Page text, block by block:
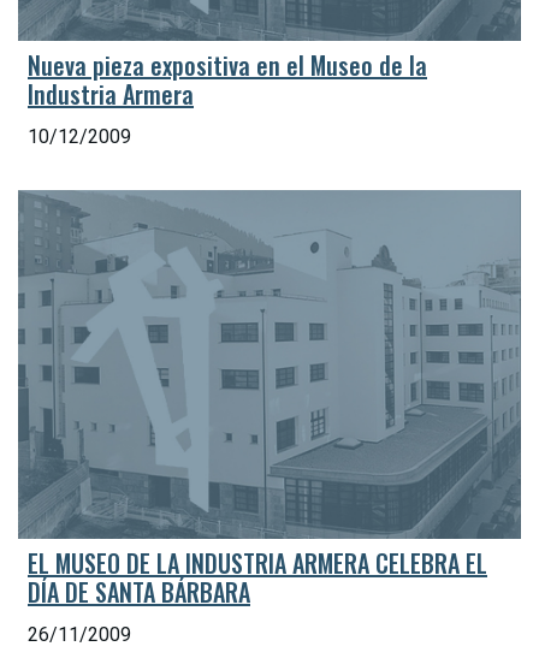
Nueva pieza expositiva en el Museo de la
Industria Armera
10/12/2009
EL MUSEO DE LA INDUSTRIA ARMERA CELEBRA EL
DÍA DE SANTA BÁRBARA
26/11/2009